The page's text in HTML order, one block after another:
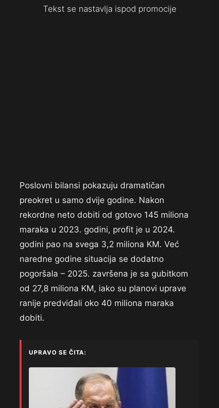
Tekst se nastavlja ispod promocije
Poslovni bilansi pokazuju dramatičan
preokret u samo dvije godine. Nakon
rekordne neto dobiti od gotovo 145 miliona
maraka u 2023. godini, profit je u 2024.
godini pao na svega 3,2 miliona KM. Već
naredne godine situacija se dodatno
pogoršala – 2025. završena je sa gubitkom
od 27,8 miliona KM, iako su planovi uprave
ranije predviđali oko 40 miliona maraka
dobiti.
UPRAVO SE ČITA: